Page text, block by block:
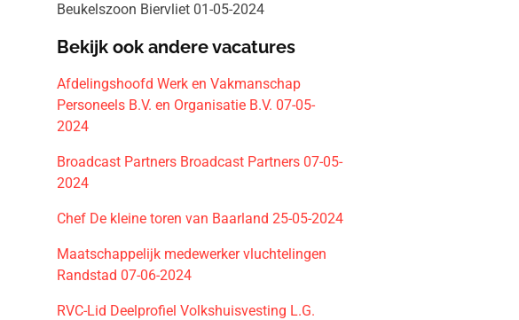
Beukelszoon Biervliet 01-05-2024
Bekijk ook andere vacatures
Afdelingshoofd Werk en Vakmanschap
Personeels B.V. en Organisatie B.V. 07-05-
2024
Broadcast Partners Broadcast Partners 07-05-
2024
Chef De kleine toren van Baarland 25-05-2024
Maatschappelijk medewerker vluchtelingen
Randstad 07-06-2024
RVC-Lid Deelprofiel Volkshuisvesting L.G.